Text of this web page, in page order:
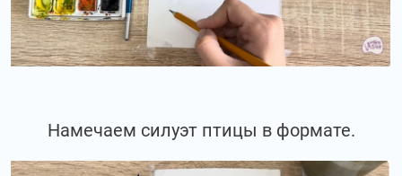
Намечаем силуэт птицы в формате.